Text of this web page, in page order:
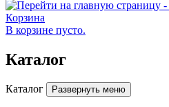
Корзина
В корзине пусто.
Каталог
Каталог Развернуть меню